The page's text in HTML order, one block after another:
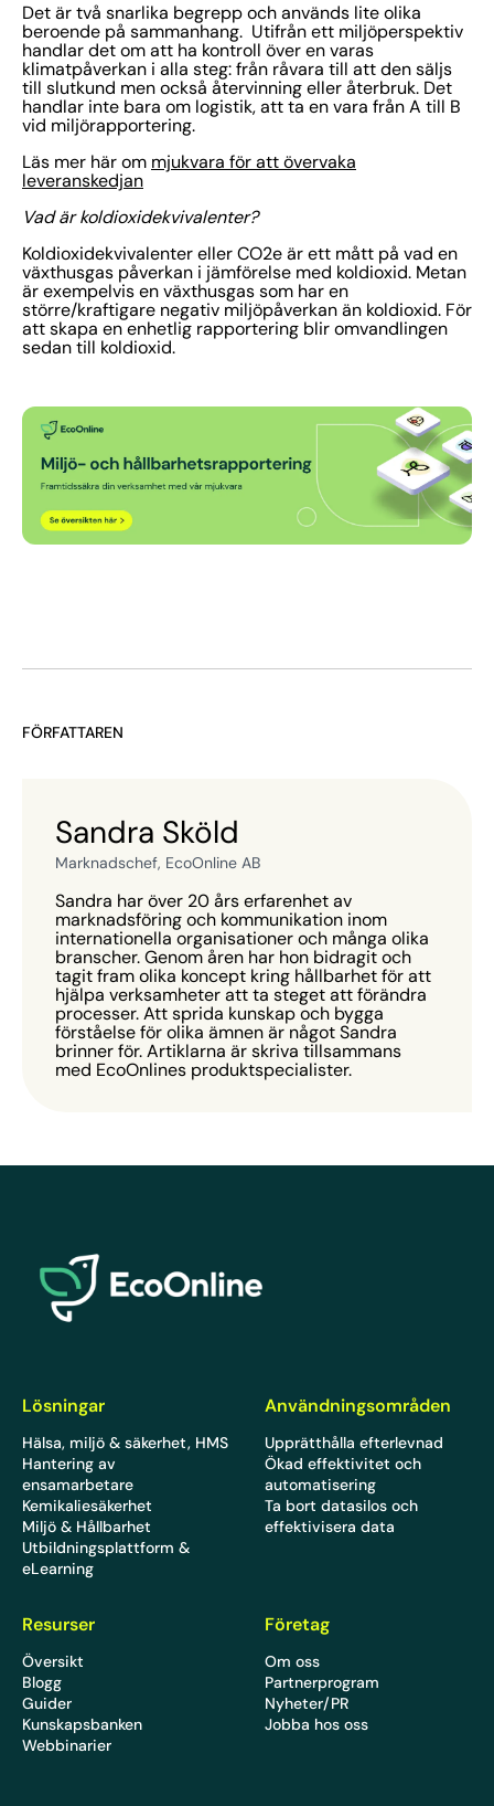
Det är två snarlika begrepp och används lite olika
beroende på sammanhang. Utifrån ett miljöperspektiv
handlar det om att ha kontroll över en varas
klimatpåverkan i alla steg: från råvara till att den säljs
till slutkund men också återvinning eller återbruk. Det
handlar inte bara om logistik, att ta en vara från A till B
vid miljörapportering.
Läs mer här om mjukvara för att övervaka
leveranskedjan
Vad är koldioxidekvivalenter?
Koldioxidekvivalenter eller CO2e är ett mått på vad en
växthusgas påverkan i jämförelse med koldioxid. Metan
är exempelvis en växthusgas som har en
större/kraftigare negativ miljöpåverkan än koldioxid. För
att skapa en enhetlig rapportering blir omvandlingen
sedan till koldioxid.
FÖRFATTAREN
Sandra Sköld
Marknadschef, EcoOnline AB
Sandra har över 20 års erfarenhet av
marknadsföring och kommunikation inom
internationella organisationer och många olika
branscher. Genom åren har hon bidragit och
tagit fram olika koncept kring hållbarhet för att
hjälpa verksamheter att ta steget att förändra
processer. Att sprida kunskap och bygga
förståelse för olika ämnen är något Sandra
brinner för. Artiklarna är skriva tillsammans
med EcoOnlines produktspecialister.
Lösningar
Hälsa, miljö & säkerhet, HMS
Hantering av
ensamarbetare
Kemikaliesäkerhet
Miljö & Hållbarhet
Utbildningsplattform &
eLearning
Användningsområden
Upprätthålla efterlevnad
Ökad effektivitet och
automatisering
Ta bort datasilos och
effektivisera data
Resurser
Översikt
Blogg
Guider
Kunskapsbanken
Webbinarier
Företag
Om oss
Partnerprogram
Nyheter/PR
Jobba hos oss